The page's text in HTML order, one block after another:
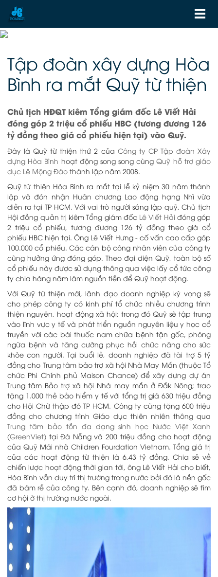
Tập đoàn xây dựng Hòa
Bình ra mắt Quỹ từ thiện
Chủ tịch HĐQT kiêm Tổng giám đốc Lê Viết Hải
đóng góp 2 triệu cổ phiếu HBC (tương đương 126
tỷ đồng theo giá cổ phiếu hiện tại) vào Quỹ.
Đây là Quỹ từ thiện thứ 2 của Công ty CP Tập đoàn Xây
dựng Hòa Bình hoạt động song song cùngQuỹ hỗ trợ giáo
dục Lê Mộng Đào thành lập năm 2008.
Quỹ từ thiện Hòa Bình ra mắt tại lễ kỷ niệm 30 năm thành
lập và đón nhận Huân chương Lao động hạng Nhì vừa
diễn ra tại TP HCM.Với vai trò người sáng lập quỹ, Chủ tịch
Hội đồng quản trị kiêm Tổng giám đốc Lê Viết Hải đóng góp
2 triệu cổ phiếu, tương đương 126 tỷ đồng theo giá cổ
phiếu HBC hiện tại. Ông Lê Viết Hưng - cố vấn cao cấp góp
100.000 cổ phiếu. Các cán bộ công nhân viên của công ty
cũng hưởng ứng đóng góp. Theo đại diện Quỹ, toàn bộ số
cổ phiếu này được sử dụng thông qua việc lấy cổ tức công
ty chia hàng năm làm nguồn tiền để Quỹ hoạt động.
Với Quỹ từ thiện mới, lãnh đạo doanh nghiệp kỳ vọng sẽ
cho phép công ty có kinh phí tổ chức nhiều chương trình
thiện nguyện, hoạt động xã hội; trong đó Quỹ sẽ tập trung
vào lĩnh vực y tế và phát triển nguồn nguyên liệu y học cổ
truyền với các bài thuốc nam chữa bệnh tận gốc, phòng
ngừa bệnh và tăng cường phục hồi chức năng cho sức
khỏe con người. Tại buổi lễ, doanh nghiệp đã tài trợ 5 tỷ
đồng cho Trung tâm bảo trợ xã hội Nhà May Mắn (thuộc Tổ
chức Phi Chính phủ Maison Chance) để xây dựng dự án
Trung tâm Bảo trợ xã hội Nhà may mắn ở Đắk Nông; trao
tặng 1.000 thẻ bảo hiểm y tế với tổng trị giá 630 triệu đồng
cho Hội Chữ thập đỏ TP HCM. Công ty cũng tặng 600 triệu
đồng cho chương trình Giáo dục thiên nhiên thông qua
Trung tâm bảo tồn đa dạng sinh học Nước Việt Xanh
(GreenViet) tại Đà Nẵng và 200 triệu đồng cho hoạt động
của Quỹ Mái nhà Children Fourdation Vietnam. Tổng giá trị
của các hoạt động từ thiện là 6,43 tỷ đồng. Chia sẻ về
chiến lược hoạt động thời gian tới, ông Lê Viết Hải cho biết,
Hòa Bình vẫn duy trì thị trường trong nước bởi đó là nền gốc
đã bám rễ của công ty. Bên cạnh đó, doanh nghiệp sẽ tìm
cơ hội ở thị trường nước ngoài.